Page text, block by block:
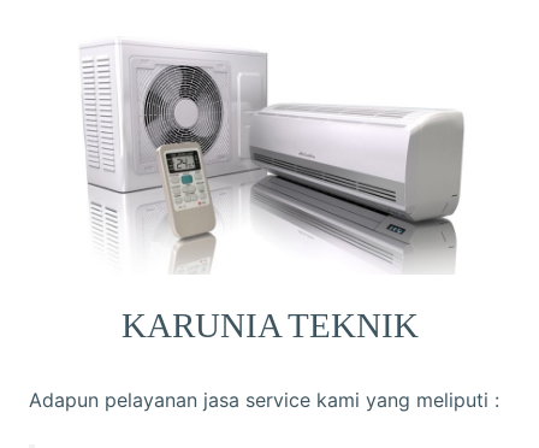
KARUNIA TEKNIK
Adapun pelayanan jasa service kami yang meliputi :